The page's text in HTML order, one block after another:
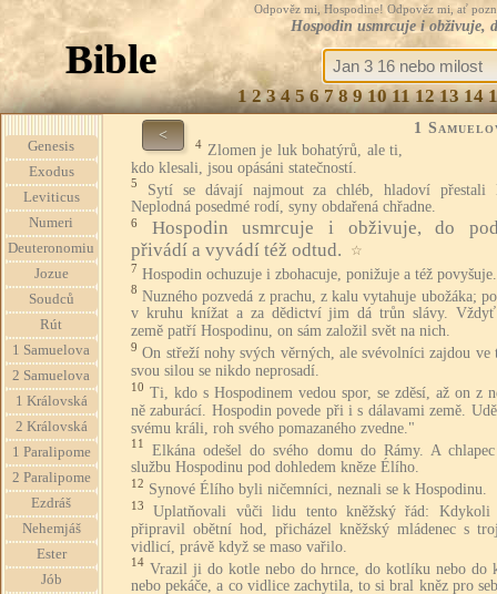
Odpověz mi, Hospodine! Odpověz mi, ať
Hospodin usmrcuje i obživuje,
Bible
1 2 3 4 5 6 7 8 9 10 11 12 13 14
Genesis
Exodus
Leviticus
Numeri
Deuteronomiu
Jozue
Soudců
Rút
1 Samuelova
2 Samuelova
1 Královská
2 Královská
1 Paralipome
2 Paralipome
Ezdráš
Nehemjáš
Ester
Jób
< 1
4 Zlomen je luk bohatýrů, ale ti,
kdo klesali, jsou opásáni statečností.
5
Sytí se dávají najmout za chléb, hladoví přestali
Neplodná posedmé rodí, syny obdařená chřadne.
6
Hospodin usmrcuje i obživuje, do
přivádí a vyvádí též odtud.
☆
7 Hospodin ochuzuje i zbohacuje, ponižuje a též povyšuje.
8 Nuzného pozvedá z prachu, z kalu vytahuje ubožáka;
v kruhu knížat a za dědictví jim dá trůn slávy.
země patří Hospodinu, on sám založil svět na nich.
9 On střeží nohy svých věrných, ale svévolníci zajdou ve
svou silou se nikdo neprosadí.
10 Ti, kdo s Hospodinem vedou spor, se zděsí, až on z
ně zaburácí. Hospodin povede při i s dálavami země.
svému králi, roh svého pomazaného zvedne."
11
Elkána odešel do svého domu do Rámy. A
službu Hospodinu pod dohledem kněze Élího.
12 Synové Élího byli ničemníci, neznali se k Hospodinu.
13
Uplatňovali vůči lidu tento kněžský řád: Kdykoli
připravil obětní hod, přicházel kněžský mládenec s
vidlicí, právě když se maso vařilo.
14 Vrazil ji do kotle nebo do hrnce, do kotlíku nebo do
nebo pekáče, a co vidlice zachytila, to si bral kněz pro